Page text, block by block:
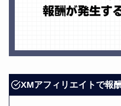
XMアフィリエイトで報